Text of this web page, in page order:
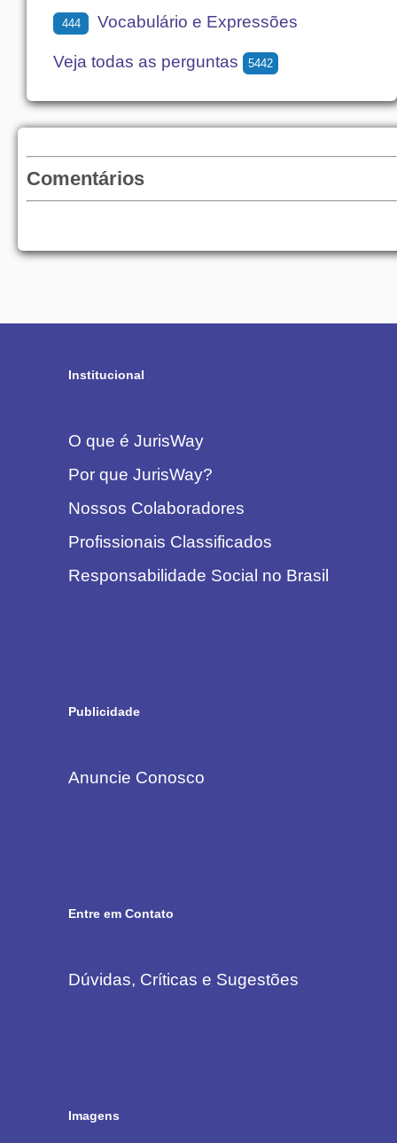
444 Vocabulário e Expressões
Veja todas as perguntas 5442
Comentários
Institucional
O que é JurisWay
Por que JurisWay?
Nossos Colaboradores
Profissionais Classificados
Responsabilidade Social no Brasil
Publicidade
Anuncie Conosco
Entre em Contato
Dúvidas, Críticas e Sugestões
Imagens